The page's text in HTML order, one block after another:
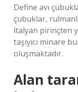
Define avı
çubuklar,
İtalyan pirinçten
taşıyıcı minare
oluşmaktadır.
Alan